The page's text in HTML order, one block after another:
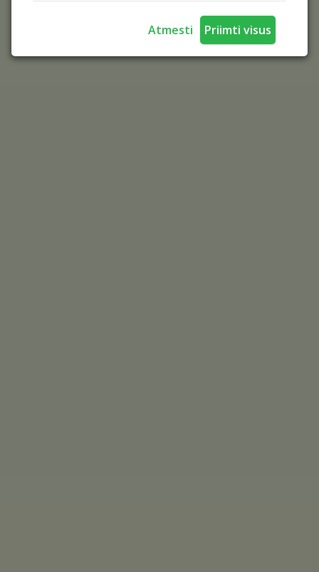
Atmesti Priimti visus